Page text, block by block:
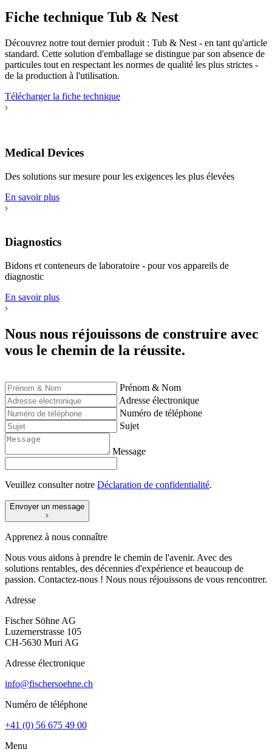
Fiche technique Tub & Nest
Découvrez notre tout dernier produit : Tub & Nest - en tant qu'article
standard. Cette solution d'emballage se distingue par son absence de
particules tout en respectant les normes de qualité les plus strictes -
de la production à l'utilisation.
Télécharger la fiche technique
Medical Devices
Des solutions sur mesure pour les exigences les plus élevées
En savoir plus
Diagnostics
Bidons et conteneurs de laboratoire - pour vos appareils de
diagnostic
En savoir plus
Nous nous réjouissons de construire avec
vous le chemin de la réussite.
Prénom & Nom
Adresse électronique
Numéro de téléphone
Sujet
Message
Veuillez consulter notre Déclaration de confidentialité.
Envoyer un message
Apprenez à nous connaître
Nous vous aidons à prendre le chemin de l'avenir. Avec des
solutions rentables, des décennies d'expérience et beaucoup de
passion. Contactez-nous ! Nous nous réjouissons de vous rencontrer.
Adresse
Fischer Söhne AG
Luzernerstrasse 105
CH-5630 Muri AG
Adresse électronique
info@fischersoehne.ch
Numéro de téléphone
+41 (0) 56 675 49 00
Menu